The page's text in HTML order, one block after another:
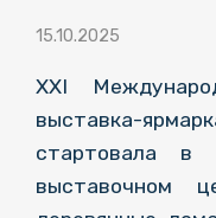
15.10.2025
XXI
выставка-
стартовала в
выставочном